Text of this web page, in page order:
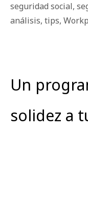
seguridad social,
análisis, tips,
Un
solidez a